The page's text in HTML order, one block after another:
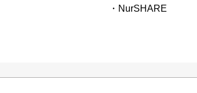
・NurSHARE